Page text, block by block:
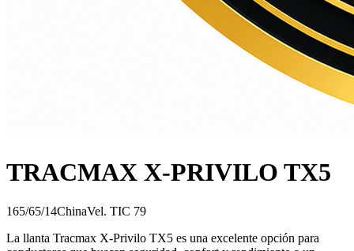
TRACMAX X-PRIVILO TX5
165/65/14ChinaVel. TIC 79
La llanta Tracmax X-Privilo TX5 es una excelente opción para